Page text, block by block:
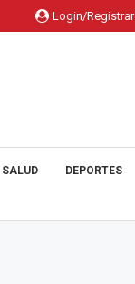
Login/Registrar
SALUD DEPORTES